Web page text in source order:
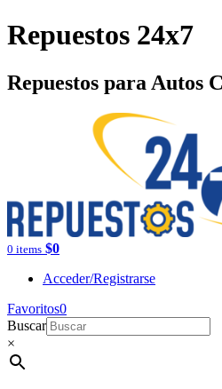
Repuestos 24x7
Repuestos para Autos
0 items $0
Acceder/Registrarse
Favoritos0
Buscar
×